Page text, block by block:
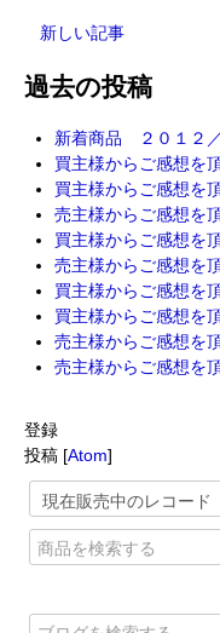
新しい記事
過去の投稿
新着商品 ２０１２
買主様からご感想を
買主様からご感想を
売主様からご感想を
買主様からご感想を
売主様からご感想を
買主様からご感想を
買主様からご感想を
売主様からご感想を
売主様からご感想を
登録
投稿 [Atom]